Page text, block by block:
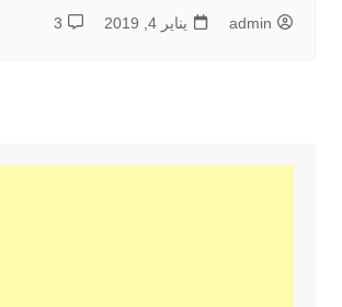
admin يناير 4, 2019 3